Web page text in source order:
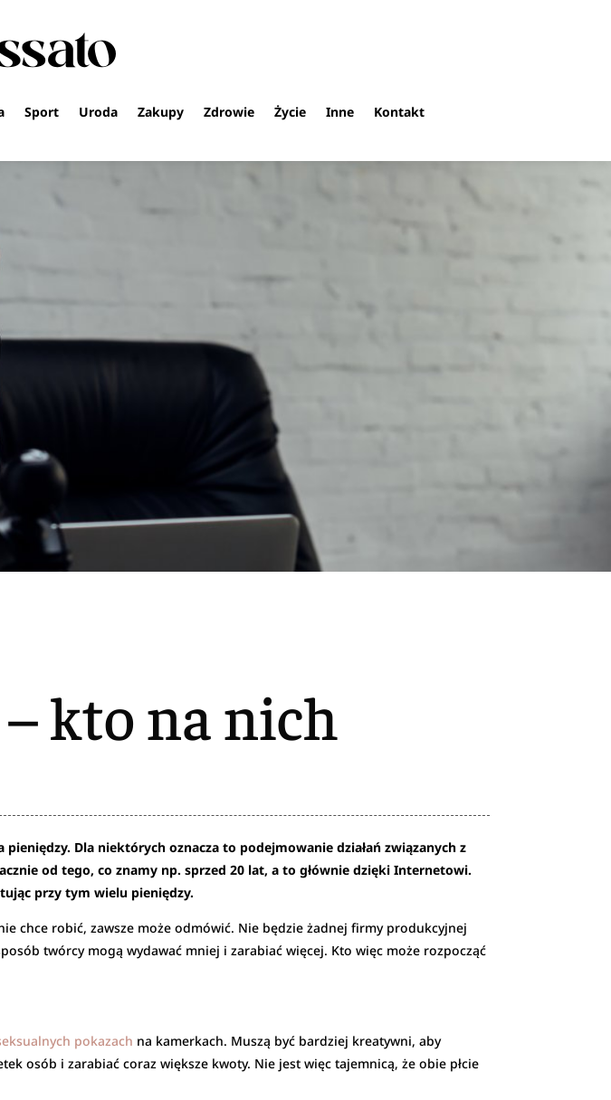
Sport Uroda Zakupy Zdrowie Życie Inne Kontakt
kto na nich
Dla niektórych oznacza to podejmowanie działań związanych z
od tego, co znamy np. sprzed 20 lat, a to głównie dzięki Internetowi.
przy tym wielu pieniędzy.
chce robić, zawsze może odmówić. Nie będzie żadnej firmy produkcyjnej
twórcy mogą wydawać mniej i zarabiać więcej. Kto więc może rozpocząć
pokazach na kamerkach. Muszą być bardziej kreatywni, aby
osób i zarabiać coraz większe kwoty. Nie jest więc tajemnicą, że obie płcie